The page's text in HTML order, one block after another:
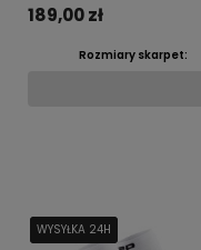
189,00 zł
Rozmiary skarpet:
WYSYŁKA 24H
WYSYŁKA 24H
WYSYŁKA 24H